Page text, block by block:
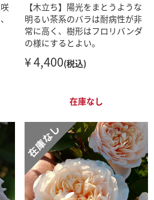
【木立ち】陽光をまとうような
明るい茶系のバラは耐病性が非
常に高く、樹形はフロリバンダ
の様にするとよい。
¥ 4,400(税込)
在庫なし